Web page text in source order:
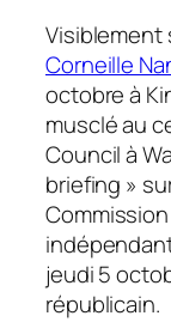
Visiblement
Corneille
octobre à
musclé au
Council à
briefing »
jeudi 5
républicain.